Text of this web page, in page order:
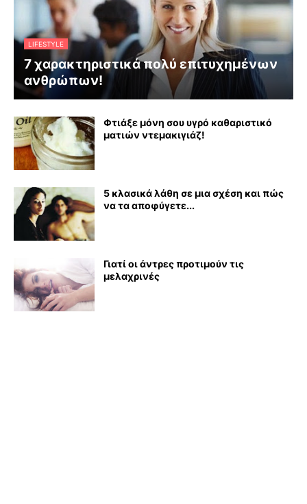
LIFESTYLE
7 χαρακτηριστικά πολύ επιτυχημένων
ανθρώπων!
Φτιάξε μόνη σου υγρό καθαριστικό
ματιών ντεμακιγιάζ!
5 κλασικά λάθη σε μια σχέση και πώς
να τα αποφύγετε...
Γιατί οι άντρες προτιμούν τις
μελαχρινές